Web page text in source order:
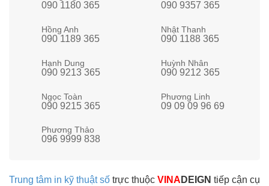
090 1180 365 090 9357 365
Hồng Anh
090 1189 365
Nhật Thanh
090 1188 365
Hạnh Dung
090 9213 365
Huỳnh Nhân
090 9212 365
Ngọc Toàn
090 9215 365
Phương Linh
09 09 09 96 69
Phương Thảo
096 9999 838
Trung tâm in kỹ thuật số trực thuộc VINA DEIGN tiếp cận cụ